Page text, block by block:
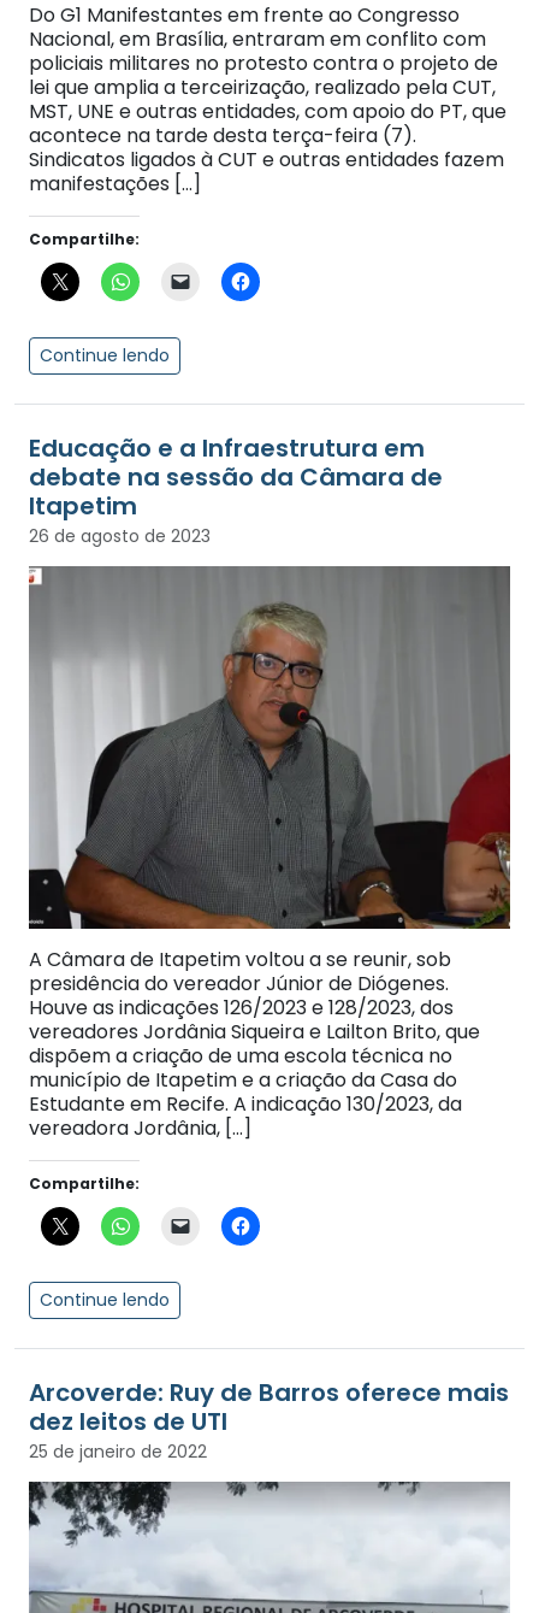
Do G1 Manifestantes em frente ao Congresso
Nacional, em Brasília, entraram em conflito com
policiais militares no protesto contra o projeto de
lei que amplia a terceirização, realizado pela CUT,
MST, UNE e outras entidades, com apoio do PT, que
acontece na tarde desta terça-feira (7).
Sindicatos ligados à CUT e outras entidades fazem
manifestações […]
Compartilhe:
Continue lendo
Educação e a Infraestrutura em
debate na sessão da Câmara de
Itapetim
26 de agosto de 2023
A Câmara de Itapetim voltou a se reunir, sob
presidência do vereador Júnior de Diógenes.
Houve as indicações 126/2023 e 128/2023, dos
vereadores Jordânia Siqueira e Lailton Brito, que
dispõem a criação de uma escola técnica no
município de Itapetim e a criação da Casa do
Estudante em Recife. A indicação 130/2023, da
vereadora Jordânia, […]
Compartilhe:
Continue lendo
Arcoverde: Ruy de Barros oferece mais
dez leitos de UTI
25 de janeiro de 2022